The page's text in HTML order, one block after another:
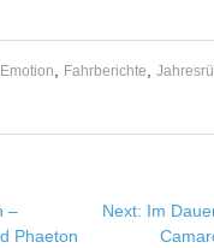
Emotion, Fahrberichte,
–
Phaeton
Next: Im